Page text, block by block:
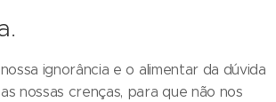
ignorância e o alimentar da dúvida
nossas crenças, para que não nos